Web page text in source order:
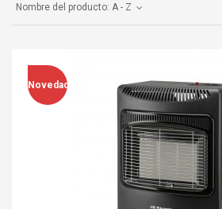
Nombre del producto: A - Z
Novedad